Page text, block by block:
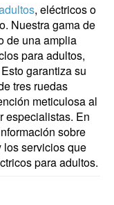
, eléctricos o
Nuestra gama de
de una amplia
para adultos,
garantiza su
tres ruedas
meticulosa al
especialistas. En
sobre
los servicios que
para adultos.